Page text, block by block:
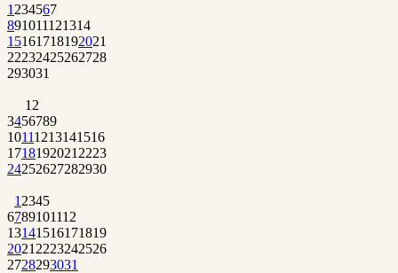
1 234567
891011121314
15161718192021
22232425262728
293031
1 2
3456789
10111213141516
1718192021 2223
24252627282930
1 2345
6789101112
13141516171819
2021 2223242526
2728293031